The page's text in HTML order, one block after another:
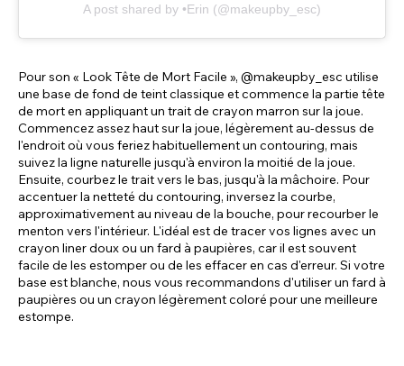
A post shared by •Erin (@makeupby_esc)
Pour son « Look Tête de Mort Facile », @makeupby_esc utilise
une base de fond de teint classique et commence la partie tête
de mort en appliquant un trait de crayon marron sur la joue.
Commencez assez haut sur la joue, légèrement au-dessus de
l'endroit où vous feriez habituellement un contouring, mais
suivez la ligne naturelle jusqu'à environ la moitié de la joue.
Ensuite, courbez le trait vers le bas, jusqu'à la mâchoire. Pour
accentuer la netteté du contouring, inversez la courbe,
approximativement au niveau de la bouche, pour recourber le
menton vers l'intérieur. L'idéal est de tracer vos lignes avec un
crayon liner doux ou un fard à paupières, car il est souvent
facile de les estomper ou de les effacer en cas d'erreur. Si votre
base est blanche, nous vous recommandons d'utiliser un fard à
paupières ou un crayon légèrement coloré pour une meilleure
estompe.